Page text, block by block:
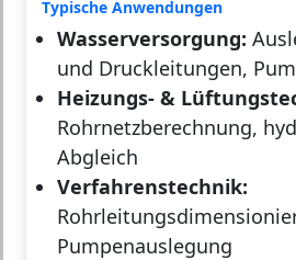
Typische Anwendungen
Wasserversorgung:
und Druckleitungen,
Heizungs- &
Rohrnetzberechnung,
Abgleich
Verfahrenstechnik:
Pumpenauslegung